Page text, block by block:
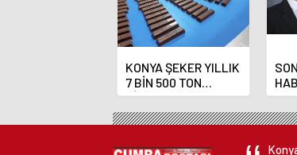
KONYA ŞEKER YILLIK
7 BİN 500 TON
ÇİKOLATALI ÜRÜN
ÜRETİLECEK